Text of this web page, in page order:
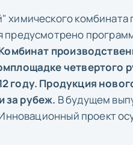
химического
предусмотрено
четвертого
году. Продукция
за рубеж. В будущем
проект